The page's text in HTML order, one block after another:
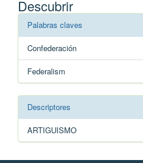
Descubrir
Palabras claves
Confederación
Federalism
Descriptores
ARTIGUISMO